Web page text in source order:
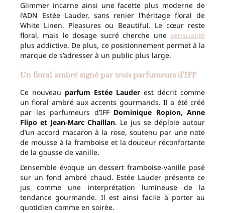
Glimmer incarne ainsi une facette plus moderne de
l’ADN Estée Lauder, sans renier l’héritage floral de
White Linen, Pleasures ou Beautiful. Le cœur reste
floral, mais le dosage sucré cherche une sensualité
plus addictive. De plus, ce positionnement permet à la
marque de s’adresser à un public plus large.
Un floral ambré signé par trois parfumeurs d’IFF
Ce nouveau parfum Estée Lauder est décrit comme
un floral ambré aux accents gourmands. Il a été créé
par les parfumeurs d’IFF Dominique Ropion, Anne
Flipo et Jean-Marc Chaillan. Le jus se déploie autour
d’un accord macaron à la rose, soutenu par une note
de mousse à la framboise et la douceur réconfortante
de la gousse de vanille.
L’ensemble évoque un dessert framboise-vanille posé
sur un fond ambré chaud. Estée Lauder présente ce
jus comme une interprétation lumineuse de la
tendance gourmande. Il est ainsi facile à porter au
quotidien comme en soirée.